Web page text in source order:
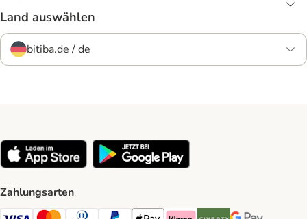
Land auswählen
bitiba.de / de
Zahlungsarten